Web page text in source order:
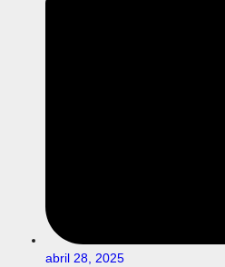
abril 28, 2025